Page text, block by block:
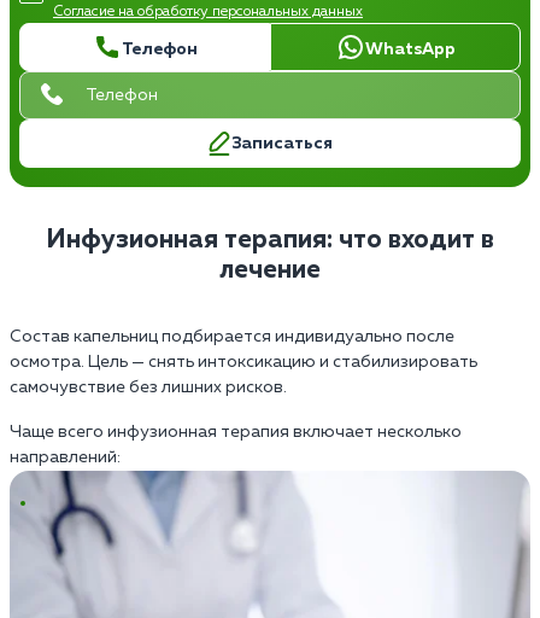
Телефон WhatsApp
Согласие на обработку персональных данных
Записаться
Инфузионная терапия: что входит в
лечение
Состав капельниц подбирается индивидуально после
осмотра. Цель — снять интоксикацию и стабилизировать
самочувствие без лишних рисков.
Чаще всего инфузионная терапия включает несколько
направлений: